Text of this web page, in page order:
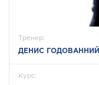
Тренер:
ДЕНИС ГОДОВАННИЙ
Курс: